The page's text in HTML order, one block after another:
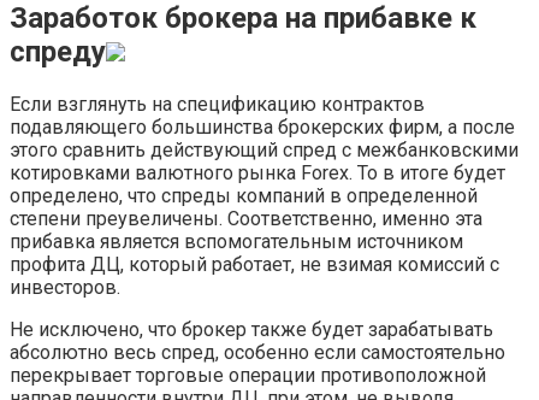
Заработок брокера на прибавке к
спреду
Если взглянуть на спецификацию контрактов
подавляющего большинства брокерских фирм, а после
этого сравнить действующий спред с межбанковскими
котировками валютного рынка Forex. То в итоге будет
определено, что спреды компаний в определенной
степени преувеличены. Соответственно, именно эта
прибавка является вспомогательным источником
профита ДЦ, который работает, не взимая комиссий с
инвесторов.
Не исключено, что брокер также будет зарабатывать
абсолютно весь спред, особенно если самостоятельно
перекрывает торговые операции противоположной